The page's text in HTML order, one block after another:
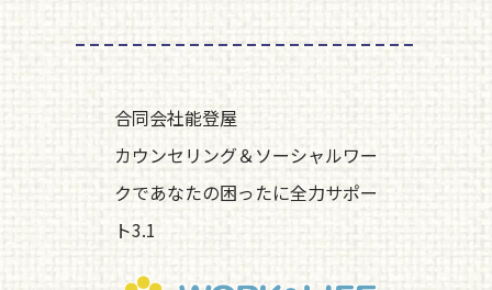
合同会社能登屋
カウンセリング＆ソーシャルワー
クであなたの困ったに全力サポー
ト3.1